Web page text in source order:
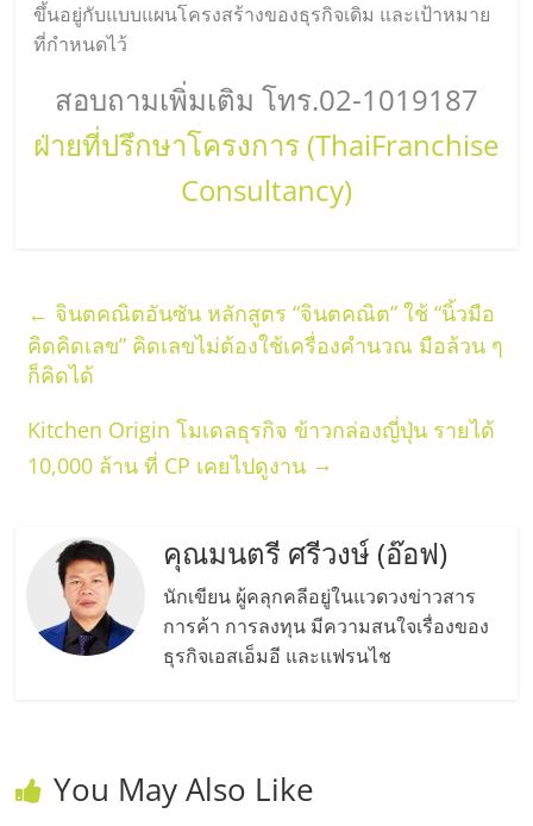
ขึ้นอยู่กับแบบแผนโครงสร้างของธุรกิจเดิม และเป้าหมาย
ที่กำหนดไว้
สอบถามเพิ่มเติม โทร.02-1019187
ฝ่ายที่ปรึกษาโครงการ (ThaiFranchise
Consultancy)
← จินตคณิตอันซัน หลักสูตร “จินตคณิต” ใช้ “นิ้วมือ
คิดคิดเลข” คิดเลขไม่ต้องใช้เครื่องคำนวณ มือล้วน ๆ
ก็คิดได้
Kitchen Origin โมเดลธุรกิจ ข้าวกล่องญี่ปุ่น รายได้
10,000 ล้าน ที่ CP เคยไปดูงาน →
คุณมนตรี ศรีวงษ์ (อ๊อฟ)
นักเขียน ผู้คลุกคลีอยู่ในแวดวงข่าวสาร
การค้า การลงทุน มีความสนใจเรื่องของ
ธุรกิจเอสเอ็มอี และแฟรนไช
You May Also Like